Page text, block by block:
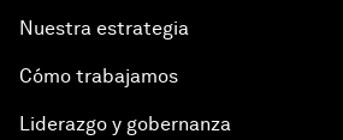
Nuestra estrategia
Cómo trabajamos
Liderazgo y gobernanza